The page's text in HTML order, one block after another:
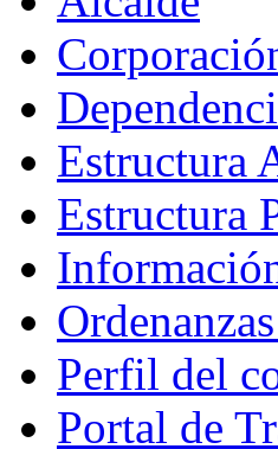
Estructura
Estructura
Perfil del
Portal de